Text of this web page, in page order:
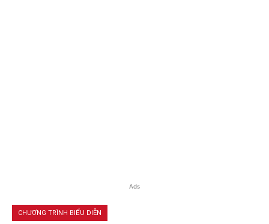
Ads
CHƯƠNG TRÌNH BIỂU DIỄN